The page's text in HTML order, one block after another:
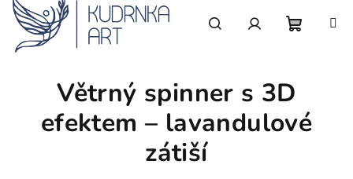
Přejít
obsah
košík
Větrný spinner s 3D
efektem – lavandulové
zátiší